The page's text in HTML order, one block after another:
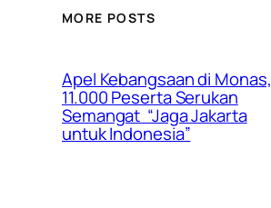
MORE POSTS
Apel Kebangsaan di Monas,
11.000 Peserta Serukan
Semangat “Jaga Jakarta
untuk Indonesia”